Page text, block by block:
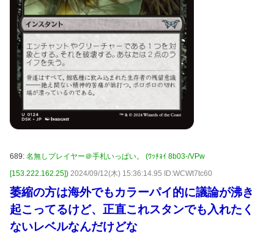
689: 名無しプレイヤー＠手札いっぱい。 (ﾜｯﾁｮｲ 8b03-/VPw
[153.222.162.25]) 2024/09/12(木) 15:36:14.95 ID:WCWt7tc60
萎縮の方は海外でもカラーパイ的に議論が沸き
起こってるけど、正直これスタンでも入れたく
ないレベルなんだけどな